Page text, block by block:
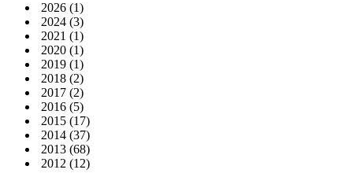
2026 (1)
2024 (3)
2021 (1)
2020 (1)
2019 (1)
2018 (2)
2017 (2)
2016 (5)
2015 (17)
2014 (37)
2013 (68)
2012 (12)